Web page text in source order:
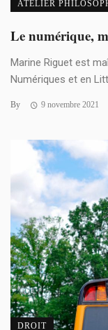
ATELIER
Le numérique,
Marine Riguet est
Numériques et en
By 9 novembre 2021
DROIT